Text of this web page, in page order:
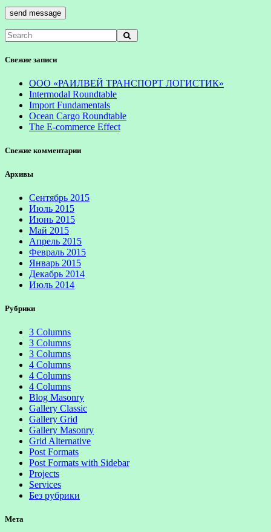
Свежие записи
ООО «РАИЛВЕЙ ТРАНСПОРТ ЛОГИСТИК»
Intermodal Roundtable
Import Fundamentals
Ocean Cargo Roundtable
The E-commerce Effect
Свежие комментарии
Архивы
Сентябрь 2015
Июль 2015
Июнь 2015
Май 2015
Апрель 2015
Февраль 2015
Январь 2015
Декабрь 2014
Июль 2014
Рубрики
3 Columns
3 Columns
3 Columns
4 Columns
4 Columns
4 Columns
Blog Masonry
Gallery Classic
Gallery Grid
Gallery Masonry
Grid Alternative
Post Formats
Post Formats with Sidebar
Projects
Services
Без рубрики
Мета